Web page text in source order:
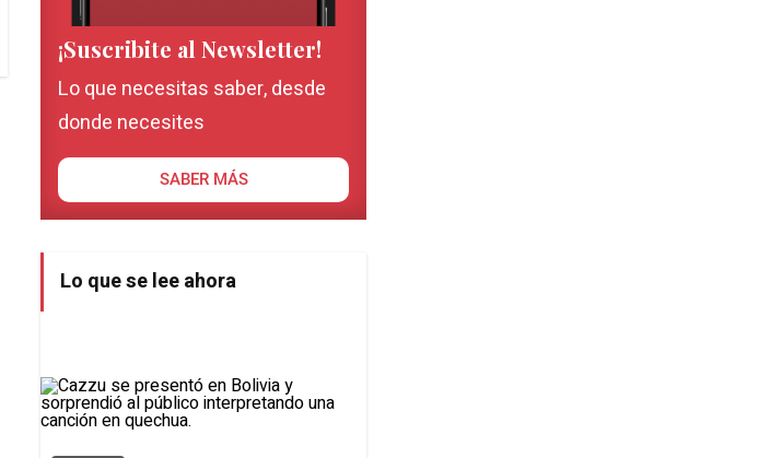
¡Suscribite al Newsletter!
Lo que necesitas saber, desde
donde necesites
SABER MÁS
Lo que se lee ahora